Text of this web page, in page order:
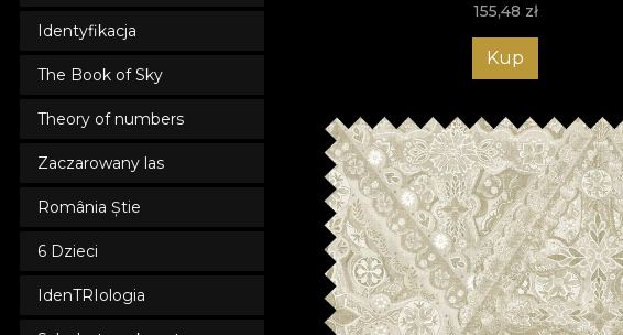
Identyfikacja
The Book of Sky
Theory of numbers
Zaczarowany las
România Știe
6 Dzieci
IdenTRIologia
155,48 zł
Kup